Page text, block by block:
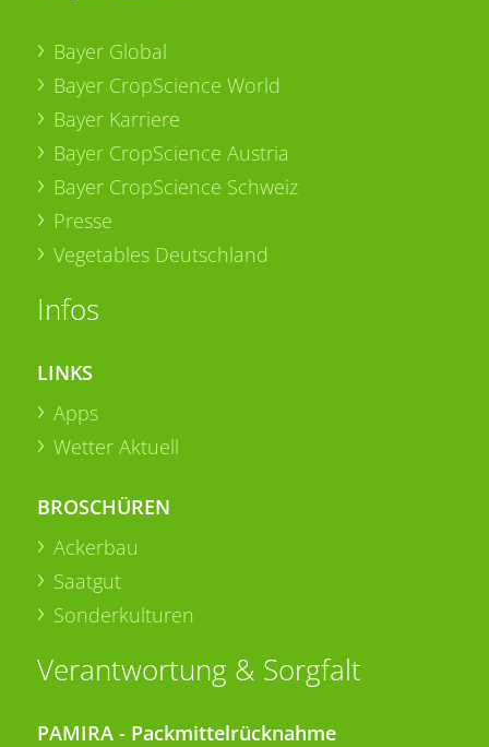
Bayer Global
Bayer CropScience World
Bayer Karriere
Bayer CropScience Austria
Bayer CropScience Schweiz
Presse
Vegetables Deutschland
Infos
LINKS
Apps
Wetter Aktuell
BROSCHÜREN
Ackerbau
Saatgut
Sonderkulturen
Verantwortung & Sorgfalt
PAMIRA - Packmittelrücknahme